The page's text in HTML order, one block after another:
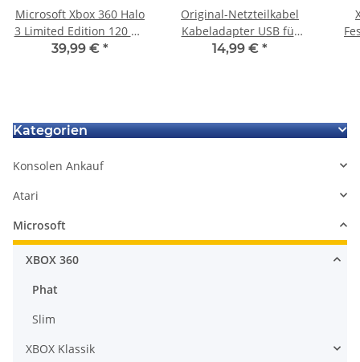
Microsoft Xbox 360 Halo
3 Limited Edition 120 Gb
HDD Festplatte
39,99 € *
Original-Netzteilkabel
Kabeladapter USB für
Microsoft Xbox 360
14,99 € *
Kategorien
Konsolen Ankauf
Atari
Microsoft
XBOX 360
Phat
Slim
XBOX Klassik